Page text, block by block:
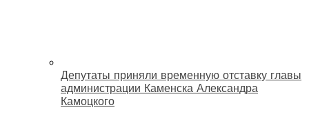
Депутаты приняли временную отставку главы
администрации Каменска Александра
Камоцкого